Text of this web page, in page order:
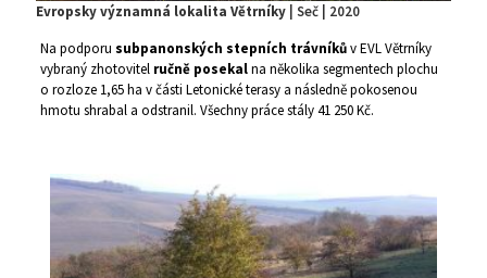
Evropsky významná lokalita Větrníky | Seč | 2020
Na podporu subpanonských stepních trávníkův EVL Větrníky
vybraný zhotovitel ručně posekalna několika segmentech plochu
o rozloze 1,65 ha v části Letonické terasy a následně pokosenou
hmotu shrabal a odstranil. Všechny práce stály 41 250 Kč.